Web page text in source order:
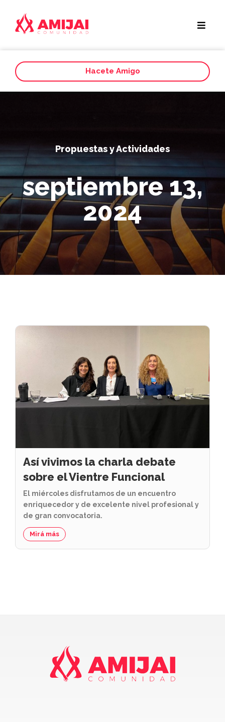
Hacete Amigo
Propuestas y Actividades
septiembre 13,
2024
Así vivimos la charla debate
sobre el Vientre Funcional
El miércoles disfrutamos de un encuentro
enriquecedor y de excelente nivel profesional y
de gran convocatoria.
Mirá más